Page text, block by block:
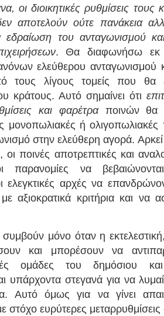
οι διοικητικές ρυθμίσεις
αποτελούν ούτε πανάκεια
εδραίωση του ανταγωνισμού
. Θα διαφωνήσω εκ
ελεύθερου ανταγωνισμού
τους λίγους τομείς που θα
κράτους. Αυτό σημαίνει ότι
και φαρέτραποινών θα
μονοπωλιακές ή ολιγοπωλιακές
στην ελεύθερη αγορά. Αρκεί
οι ποινές αποτρεπτικές και
παρανομίες να
ελεγκτικές αρχές να
αξιοκρατικά κριτήρια και να
μόνο όταν η εκτελεστική,
και μπορέσουν να
ομάδες του δημόσιου
υπάρχοντα στεγανά για να
Αυτό όμως για να γίνει
στόχο ευρύτερες μεταρρυθμίσεις